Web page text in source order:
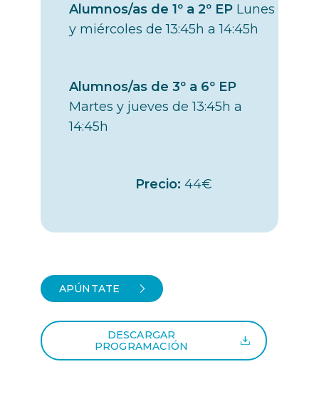
Alumnos/as de 1º a 2º EPLunes
y miércoles de 13:45h a 14:45h
Alumnos/as de 3º a 6º EP
Martes y jueves de 13:45h a
14:45h
Precio: 44€
APÚNTATE
DESCARGAR
PROGRAMACIÓN